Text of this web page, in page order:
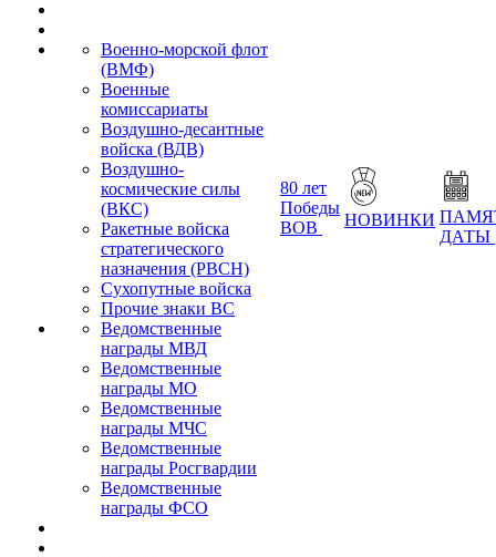
Военно-морской флот
(ВМФ)
Военные
комиссариаты
Воздушно-десантные
войска (ВДВ)
Воздушно-
космические силы
(ВКС)
Ракетные войска
стратегического
назначения (РВСН)
Сухопутные войска
Прочие знаки ВС
Ведомственные
награды МВД
Ведомственные
награды МО
Ведомственные
награды МЧС
Ведомственные
награды Росгвардии
Ведомственные
награды ФСО
80 лет
Победы
ВОВ
НОВИНКИ
ДАТЫ